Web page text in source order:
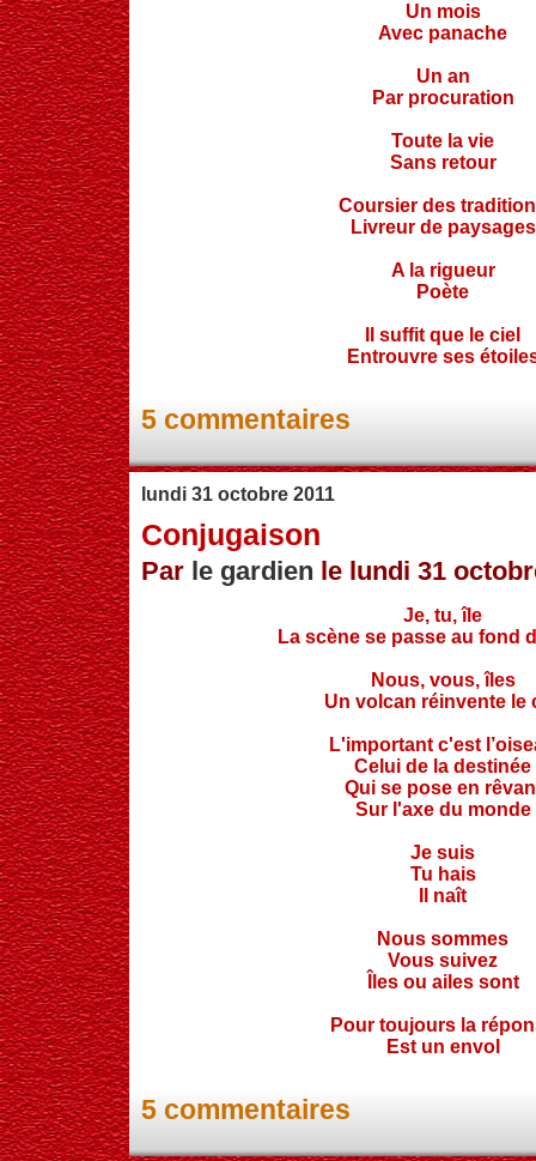
Un mois
Avec panache
Un an
Par procuration
Toute la vie
Sans retour
Coursier des
Livreur de paysages
A la rigueur
Poète
Il suffit que le ciel
Entrouvre ses
5 commentaires
lundi 31 octobre 2011
Conjugaison
Par le gardien le lundi 31
Je, tu, île
La scène se passe au fond
Nous, vous, îles
Un volcan réinvente le
L'important c'est
Celui de la destinée
Qui se pose en
Sur l'axe du monde
Je suis
Tu hais
Il naît
Nous sommes
Vous suivez
Îles ou ailes sont
Pour toujours la
Est un envol
5 commentaires